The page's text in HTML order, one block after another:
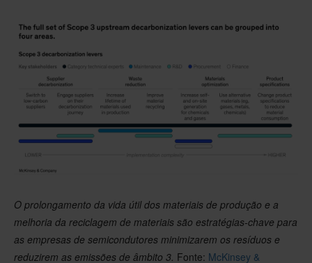
O prolongamento da vida útil dos materiais de produção e a
melhoria da reciclagem de materiais são estratégias-chave para
as empresas de semicondutores minimizarem os resíduos e
reduzirem as emissões de âmbito 3. Fonte: McKinsey &